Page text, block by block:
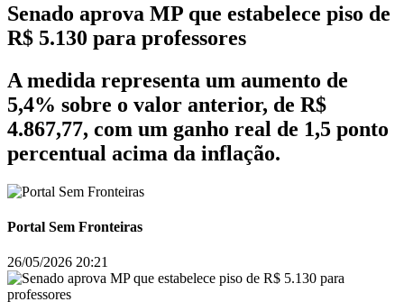
Senado aprova MP que estabelece piso de
R$ 5.130 para professores
A medida representa um aumento de
5,4% sobre o valor anterior, de R$
4.867,77, com um ganho real de 1,5 ponto
percentual acima da inflação.
Portal Sem Fronteiras
26/05/2026 20:21